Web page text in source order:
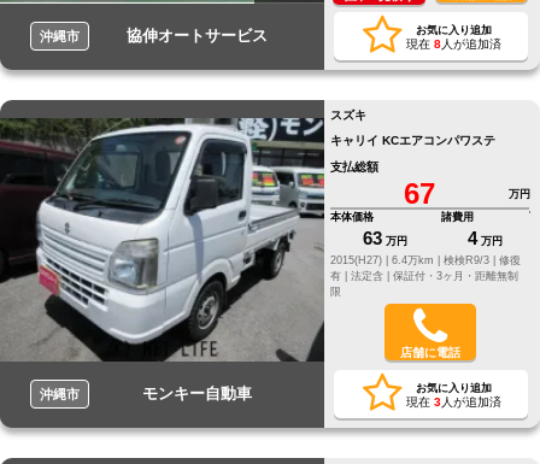
沖縄市 協伸オートサービス お気に入り追加
現在 8人が追加済
沖縄市 モンキー自動車
スズキ
キャリイ KCエアコンパワステ
支払総額
67
万円
本体価格
63 万円
諸費用
4 万円
2015(H27) |
6.4万km | 検検R9/3 | 修復
有 | 法定含 | 保証付・3ヶ月・距離無制
限
店舗に電話
お気に入り追加
現在 3人が追加済